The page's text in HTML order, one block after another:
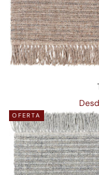
OFERTA